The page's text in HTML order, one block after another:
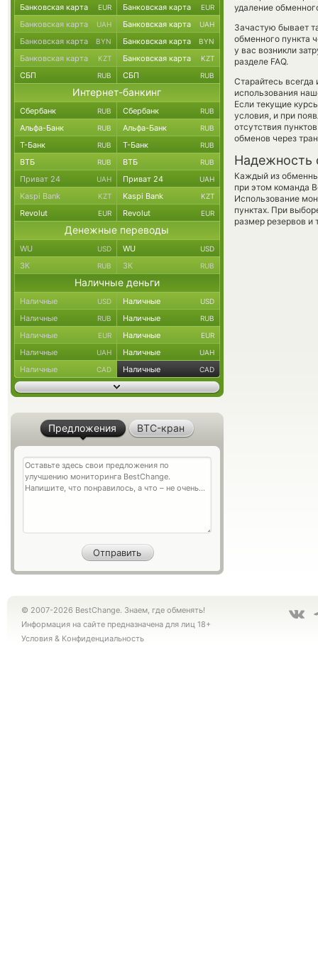
удаление
Зачастую бывает
обменного пункта
у вас возникли
разделе FAQ.
Старайтесь всегда
использования
Если текущие
условия, и при
отсутствия
обменов через
Надежность
Каждый из
при этом команда
Использование
пунктах. При
размер резервов и
Банковская карта EUR Банковская карта EUR
Банковская карта UAH Банковская карта UAH
Банковская карта BYN Банковская карта BYN
Банковская карта KZT Банковская карта KZT
СБП RUB СБП RUB
Интернет-банкинг
Сбербанк RUB Сбербанк RUB
Альфа-Банк RUB Альфа-Банк RUB
Т-Банк RUB Т-Банк RUB
ВТБ RUB ВТБ RUB
Приват 24 UAH Приват 24 UAH
Kaspi Bank KZT Kaspi Bank KZT
Revolut EUR Revolut EUR
Денежные переводы
WU USD WU USD
ЗК RUB ЗК RUB
Наличные деньги
Наличные USD Наличные USD
Наличные RUB Наличные RUB
Наличные EUR Наличные EUR
Наличные UAH Наличные UAH
Наличные CAD Наличные CAD
Предложения BTC-кран
© 2007-2026 BestChange. Знаем, где обменять!
Информация на сайте предназначена для лиц 18+
Условия & Конфиденциальность